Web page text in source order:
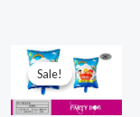
Sale!
Sale!
El
precio
original
era:
El